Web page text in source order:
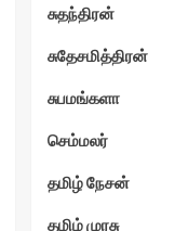
சுதந்திரன்
சுதேசமித்திரன்
சுபமங்களா
செம்மலர்
தமிழ் நேசன்
தமிழ் முரசு